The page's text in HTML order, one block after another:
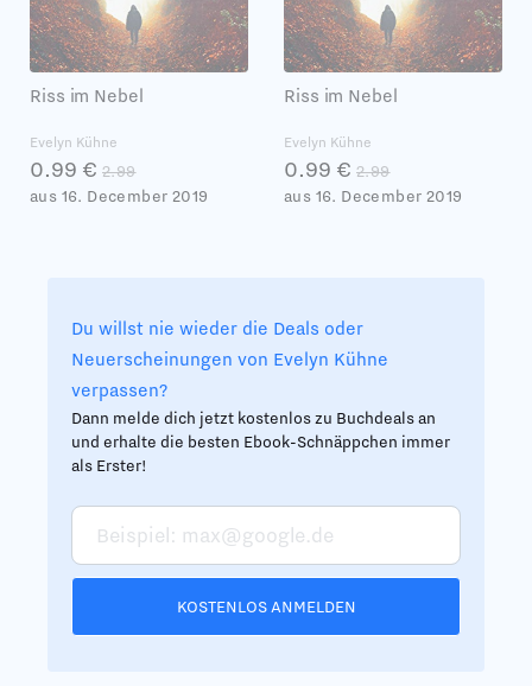
Riss im Nebel
Evelyn Kühne
0.99 € 2.99
aus 16. December 2019
Riss im Nebel
Evelyn Kühne
0.99 € 2.99
aus 16. December 2019
Du willst nie wieder die Deals oder
Neuerscheinungen von Evelyn Kühne
verpassen?
Dann melde dich jetzt kostenlos zu Buchdeals an
und erhalte die besten Ebook-Schnäppchen immer
als Erster!